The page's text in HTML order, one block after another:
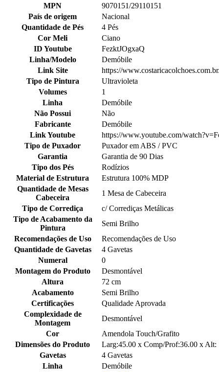
MPN
9070151/29110151
País de origem
Nacional
Quantidade de Pés
4 Pés
Cor Meli
Ciano
ID Youtube
FezktJOgxaQ
Linha/Modelo
Demóbile
Link Site
https://
Tipo de Pintura
Ultravioleta
Volumes
1
Linha
Demóbile
Não Possui
Não
Fabricante
Demóbile
Link Youtube
https://www.youtube.com/
Tipo de Puxador
Puxador em ABS / PVC
Garantia
Garantia de 90 Dias
Tipo dos Pés
Rodízios
Material de Estrutura
Estrutura 100% MDP
Quantidade de Mesas
Cabeceira
1 Mesa de Cabeceira
Tipo de Corrediça
c/ Corrediças Metálicas
Tipo de Acabamento da
Pintura
Semi Brilho
Recomendações de Uso
Recomendações de Uso
Quantidade de Gavetas
4 Gavetas
Numeral
0
Montagem do Produto
Desmontável
Altura
72 cm
Acabamento
Semi Brilho
Certificações
Qualidade Aprovada
Complexidade de
Montagem
Desmontável
Cor
Amendola Touch/Grafito
Dimensões do Produto
Larg:45.00 x Comp/Prof:36.00 x Alt:
Gavetas
4 Gavetas
Linha
Demóbile